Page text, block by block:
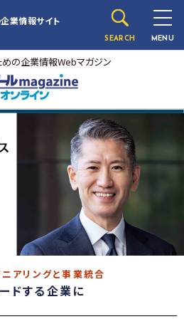
企業情報サイト
SEARCH MENU
の企業情報Webマガジン
アリングと事業統合
ドする企業に